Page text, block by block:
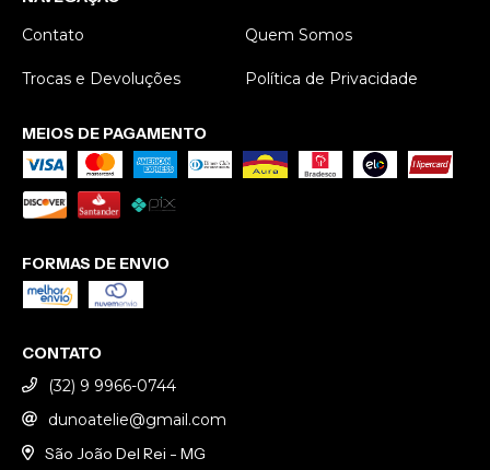
no que fazem.
Recomendo de
separadinho para
cuidado realmente
Contato
Quem Somos
Trocas e Devoluções Política de Privacidade
MEIOS DE PAGAMENTO
FORMAS DE ENVIO
CONTATO
(32) 9 9966-0744
dunoatelie@gmail.com
São João Del Rei - MG